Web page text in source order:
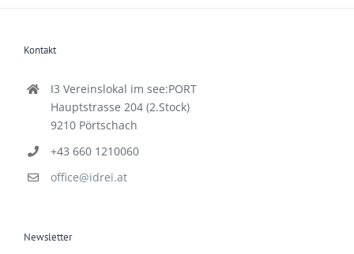
Kontakt
I3 Vereinslokal im see:PORT
Hauptstrasse 204 (2.Stock)
9210 Pörtschach
+43 660 1210060
office@idrei.at
Newsletter